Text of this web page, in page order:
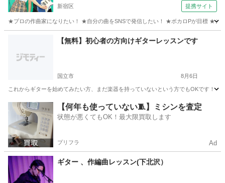
新宿区 提携サイト
★プロの作曲家になりたい！ ★自分の曲をSNSで発信したい！ ★ボカロPが目標 ★シ
ピアノ
【無料】初心者の方向けギターレッスンです
国立市 8月6日
これからギターを始めてみたい方、まだ楽器を持っていないという方でもOKです！
東京 国立市 ギター 初心者
【何年も使っていない🧵】ミシンを査定
状態が悪くてもOK！最大限買取します
プリフラ Ad
ギター 、作編曲レッスン(下北沢）